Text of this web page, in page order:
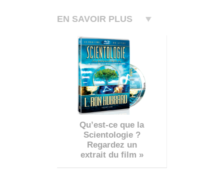
EN SAVOIR PLUS
Qu’est-ce que la
Scientologie ?
Regardez un
extrait du film »